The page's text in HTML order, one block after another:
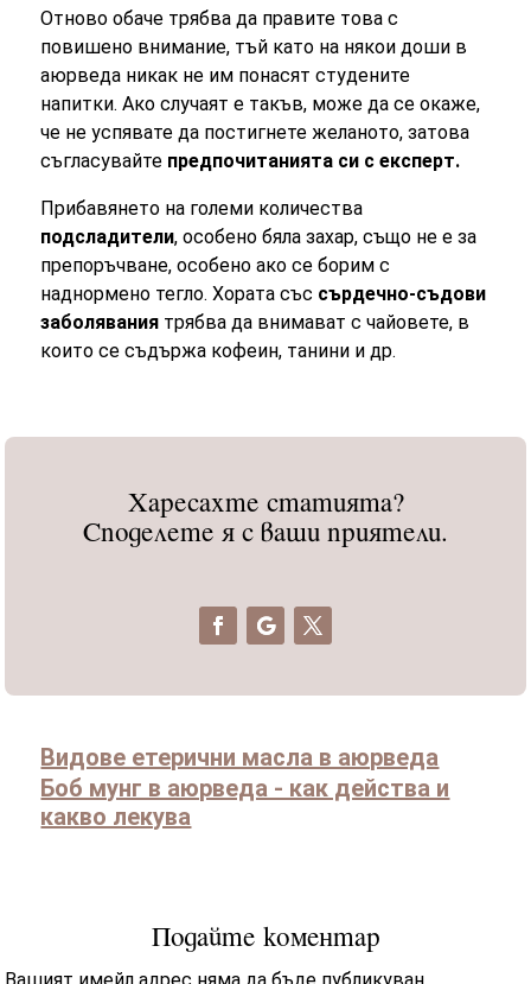
Отново обаче трябва да правите това с
повишено внимание, тъй като на някои доши в
аюрведа никак не им понасят студените
напитки. Ако случаят е такъв, може да се окаже,
че не успявате да постигнете желаното, затова
съгласувайте предпочитанията си с експерт.
Прибавянето на големи количества
подсладители, особено бяла захар, също не е за
препоръчване, особено ако се борим с
наднормено тегло. Хората със сърдечно-съдови
заболявания трябва да внимават с чайовете, в
които се съдържа кофеин, танини и др.
Харесахте статията?
Споделете я с ваши приятели.
Видове етерични масла в аюрведа
Боб мунг в аюрведа - как действа и
какво лекува
Подайте коментар